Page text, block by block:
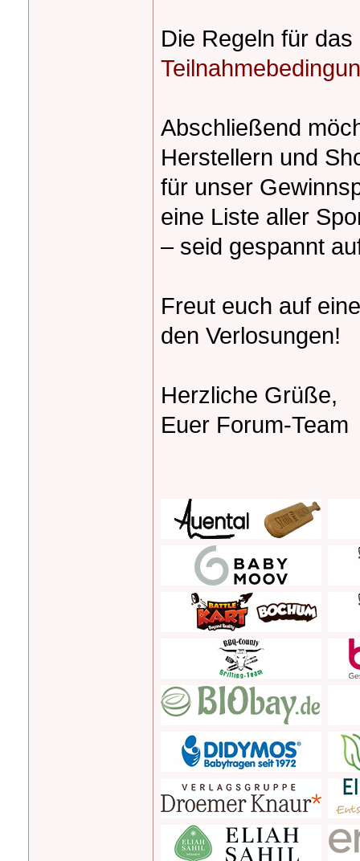
Die Regeln für
Abschließend
Herstellern und
für unser
eine Liste aller
– seid gespannt
Freut euch auf
den Verlosungen!
Herzliche Grüße,
Euer Forum-Team